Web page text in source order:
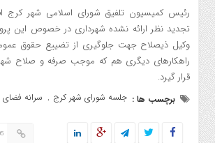
رئیس کمیسیون تلفیق شورای اسلامی شهر کرج
تجدید نظر ارائه نشده شهرداری در خصوص این
وکیل ذیصلاح جهت جلوگیری از تضییع حقوق
راهکارهای دیگری هم که موجب صرفه و صلاح
قرار گیرد.
برچسب ها : جلسه شورای شهر کرج , سرانه فضای